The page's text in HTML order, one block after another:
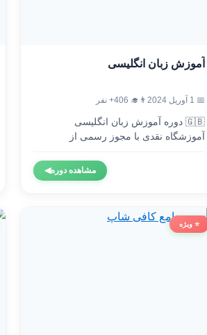
آموزش زبان انگلیسی
📅 1 آوریل 2024 👨‍🎓 406+ نفر
🇬🇧 دوره آموزش زبان انگلیسی
آموزشگاه نقدی با مجوز رسمی از
مشاهده دوره◀
⭐ ویژه